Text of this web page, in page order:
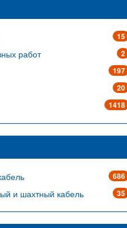
15
2
работ
197
20
1418
686
35
и шахтный кабель